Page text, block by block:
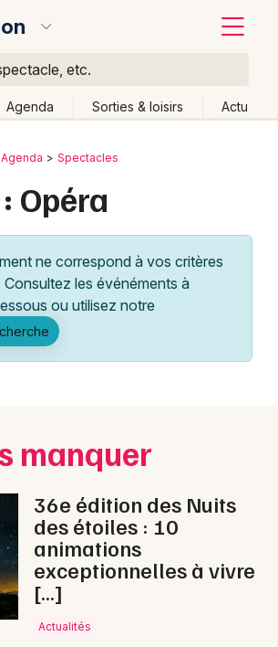
etc.
Agenda Sorties & loisirs Actu
Agenda Spectacles
Opéra
ne correspond à vos critères
les événéments à
ou utilisez notre
manquer
36e édition des Nuits
des étoiles : 10
animations
exceptionnelles à vivre
[…]
Actualités
moi Changer de lieu
Ce week-end